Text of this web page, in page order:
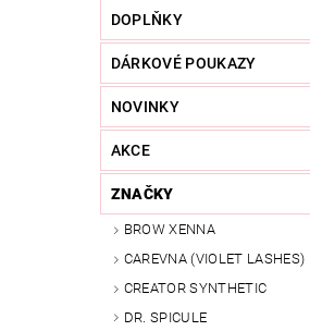
DOPLŇKY
DÁRKOVÉ POUKAZY
NOVINKY
AKCE
ZNAČKY
BROW XENNA
CAREVNA (VIOLET LASHES)
CREATOR SYNTHETIC
DR. SPICULE